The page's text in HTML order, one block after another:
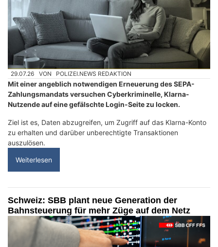
29.07.26 VON POLIZEI.NEWS REDAKTION
Mit einer angeblich notwendigen Erneuerung des SEPA-
Zahlungsmandats versuchen Cyberkriminelle, Klarna-
Nutzende auf eine gefälschte Login-Seite zu locken.
Ziel ist es, Daten abzugreifen, um Zugriff auf das Klarna-Konto
zu erhalten und darüber unberechtigte Transaktionen
auszulösen.
Weiterlesen
Schweiz: SBB plant neue Generation der
Bahnsteuerung für mehr Züge auf dem Netz